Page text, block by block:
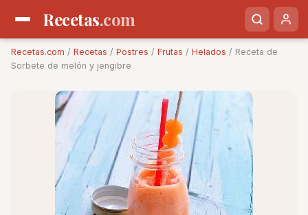
Recetas.com
Recetas.com / Recetas / Postres / Frutas / Helados / Receta de
Sorbete de melón y jengibre